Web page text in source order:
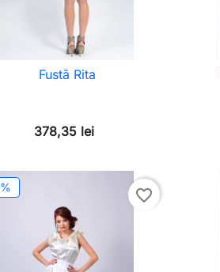
Fustă Rita
378,35 lei
favorite_border